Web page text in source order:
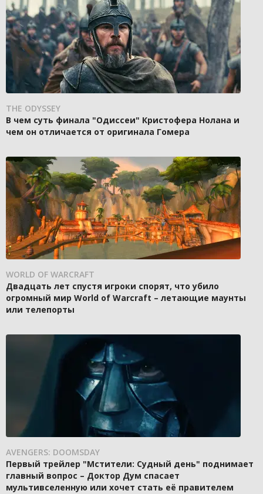
THE ODYSSEY
В чем суть финала "Одиссеи" Кристофера Нолана и
чем он отличается от оригинала Гомера
WORLD OF WARCRAFT
Двадцать лет спустя игроки спорят, что убило
огромный мир World of Warcraft – летающие маунты
или телепорты
AVENGERS: DOOMSDAY
Первый трейлер "Мстители: Судный день" поднимает
главный вопрос – Доктор Дум спасает
мультивселенную или хочет стать её правителем